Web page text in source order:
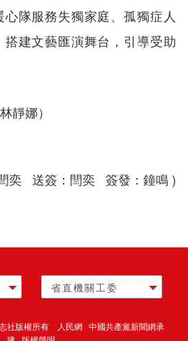
隊服務失獨家庭、孤獨症人
建文藝匯演舞台，引導受助
靜娜）
奕 送簽：閆奕 簽發：鐘鳴 )
省直機關工委
社版權所有 人民網 中國共產黨新聞網承